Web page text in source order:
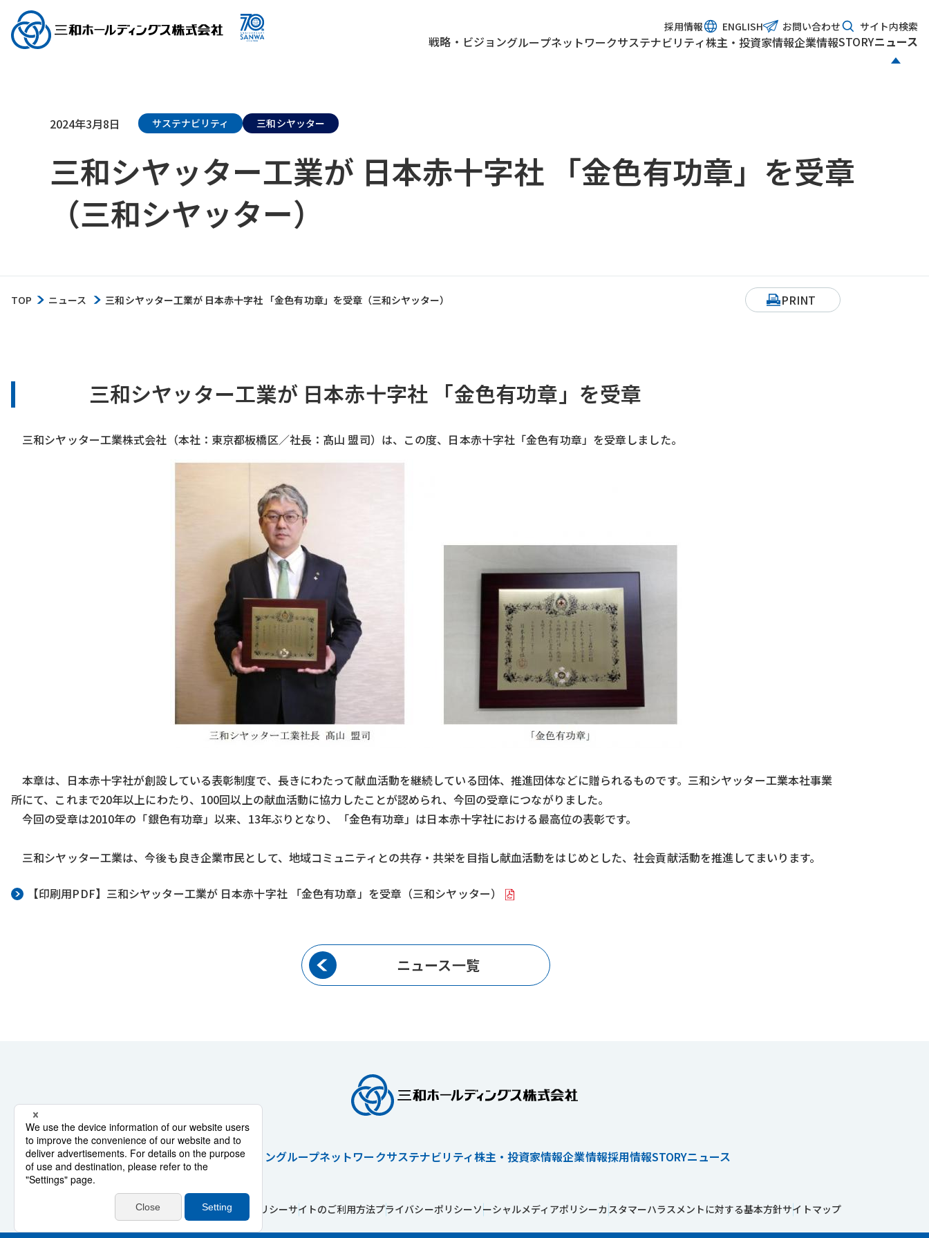
採用情報 ENGLISH お問い合わせ サイト内検索
戦略・ビジョングループネットワークサステナビリティ株主・投資家情報企業情報STORYニュース
三和シヤッター工業が 日本赤十字社 「金色有功章」を受章
（三和シヤッター）
2024年3月8日 サステナビリティ 三和シヤッター
TOP ニュース 三和シヤッター工業が 日本赤十字社 「金色有功章」を受章（三和シヤッター） PRINT
三和シヤッター工業が 日本赤十字社 「金色有功章」を受章
三和シヤッター工業株式会社（本社：東京都板橋区／社長：髙山 盟司）は、この度、日本赤十字社「金色有功章」を受章しました。
本章は、日本赤十字社が創設している表彰制度で、長きにわたって献血活動を継続している団体、推進団体などに贈られるものです。三和シヤッター工業本社事業
所にて、これまで20年以上にわたり、100回以上の献血活動に協力したことが認められ、今回の受章につながりました。
今回の受章は2010年の「銀色有功章」以来、13年ぶりとなり、「金色有功章」は日本赤十字社における最高位の表彰です。
三和シヤッター工業は、今後も良き企業市民として、地域コミュニティとの共存・共栄を目指し献血活動をはじめとした、社会貢献活動を推進してまいります。
【印刷用PDF】三和シヤッター工業が 日本赤十字社 「金色有功章」を受章（三和シヤッター）
ニュース一覧
戦略・ビジョングループネットワークサステナビリティ株主・投資家情報企業情報採用情報STORYニュース
SANWA Sports Sponsorshipサイトポリシーサイトのご利用方法プライバシーポリシーソーシャルメディアポリシーカスタマーハラスメントに対する基本方針サイトマップ